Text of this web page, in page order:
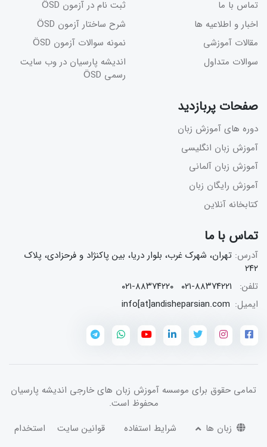
تماس با ما
اخبار و اطلاعیه ها
مقالات آموزشی
سوالات متداول
ثبت نام در آزمون ÖSD
شرح ساختار آزمون ÖSD
نمونه سوالات آزمون ÖSD
اندیشه پارسیان در وب سایت
رسمی ÖSD
صفحات پربازدید
دوره های آموزش زبان
آموزش زبان انگلیسی
آموزش زبان آلمانی
آموزش رایگان زبان
کتابخانه آنلاین
تماس با ما
آدرس: تهران، شهرک غرب، بلوار دریا، بین پاکنژاد و فرحزادی، پلاک
۲۴۲
تلفن:
۰۲۱-۸۸۳۷۴۲۲۱ ۰۲۱-۸۸۳۷۴۲۲۰
ایمیل: info[at]andisheparsian.com
تمامی حقوق برای موسسه آموزش زبان های خارجی اندیشه پارسیان
محفوظ است.
زبان ها
شرایط استفاده قوانین سایت استخدام